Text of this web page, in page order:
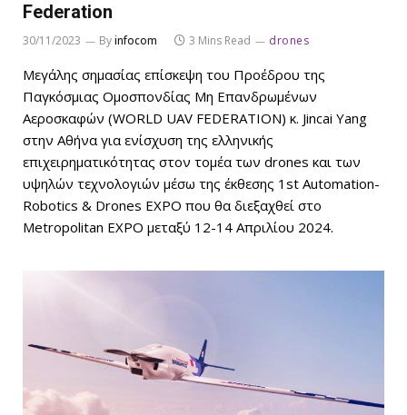
Federation
30/11/2023 Byinfocom 3 Mins Read drones
Μεγάλης σημασίας επίσκεψη του Προέδρου της
Παγκόσμιας Ομοσπονδίας Μη Επανδρωμένων
Αεροσκαφών (WORLD UAV FEDERATION) κ. Jincai Yang
στην Αθήνα για ενίσχυση της ελληνικής
επιχειρηματικότητας στον τομέα των drones και των
υψηλών τεχνολογιών μέσω της έκθεσης 1st Automation-
Robotics & Drones EXPO που θα διεξαχθεί στο
Metropolitan EXPO μεταξύ 12-14 Απριλίου 2024.